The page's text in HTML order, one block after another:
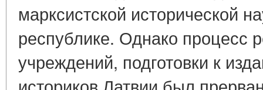
марксистской исторической
республике. Однако процесс
учреждений, подготовки к